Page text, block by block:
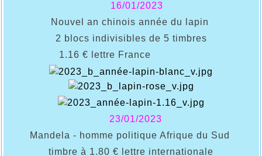
16/01/2023
Nouvel an chinois année du lapin
2 blocs indivisibles de 5 timbres
1.16 € lettre France
23/01/2023
Mandela - homme politique Afrique du Sud
timbre à 1.80 € lettre internationale